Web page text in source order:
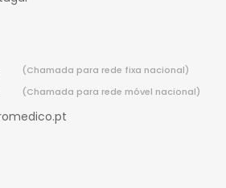
(Chamada para rede fixa nacional)
(Chamada para rede móvel nacional)